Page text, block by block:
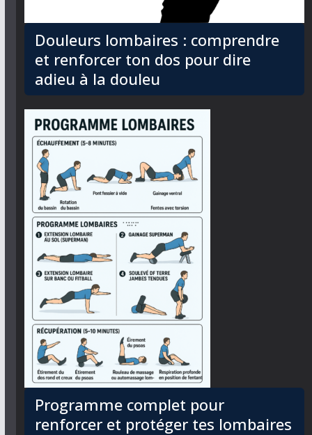
Douleurs lombaires : comprendre
et renforcer ton dos pour dire
adieu à la douleu
Programme complet pour
renforcer et protéger tes lombaires